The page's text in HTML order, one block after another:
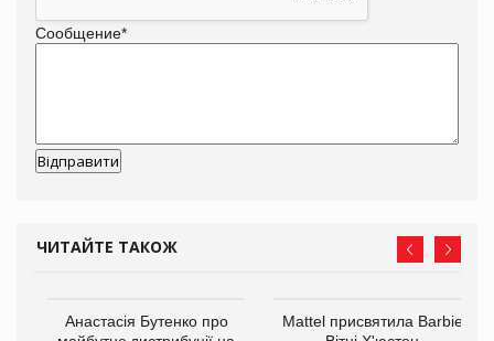
Сообщение*
ЧИТАЙТЕ ТАКОЖ
Анастасія Бутенко про
Mattel присвятила Barbie